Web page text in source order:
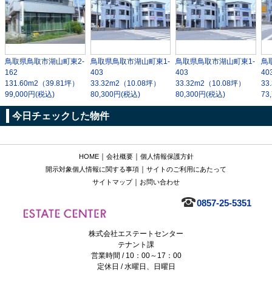
鳥取県鳥取市湖山町東2-
162
131.60m2 （39.81坪）
99,000円(税込)
鳥取県鳥取市湖山町東1-
403
33.32m2 （10.08坪）
80,300円(税込)
鳥取県鳥取市湖山町東1-
403
33.32m2 （10.08坪）
80,300円(税込)
鳥
今日チェックした物件
HOME｜ 会社概要｜
個人情報保護方針
開示対象個人情報に関する事項
サイトのご利用にあたって
サイトマップ｜ お問い合わせ
0857-25-5351
株式会社エステートセンター
テナント課
営業時間 / 10：00～17：00
定休日 / 水曜日、日曜日